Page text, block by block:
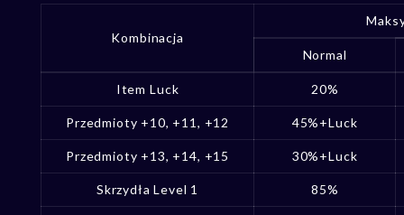
Kombinacja
Normal
Item Luck 20%
Przedmioty +10, +11, +12 45%+Luck
Przedmioty +13, +14, +15 30%+Luck
Skrzydła Level 1 85%